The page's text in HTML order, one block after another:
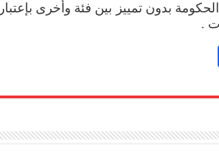
بدون تمييز بين فئة وأخرى
.
re